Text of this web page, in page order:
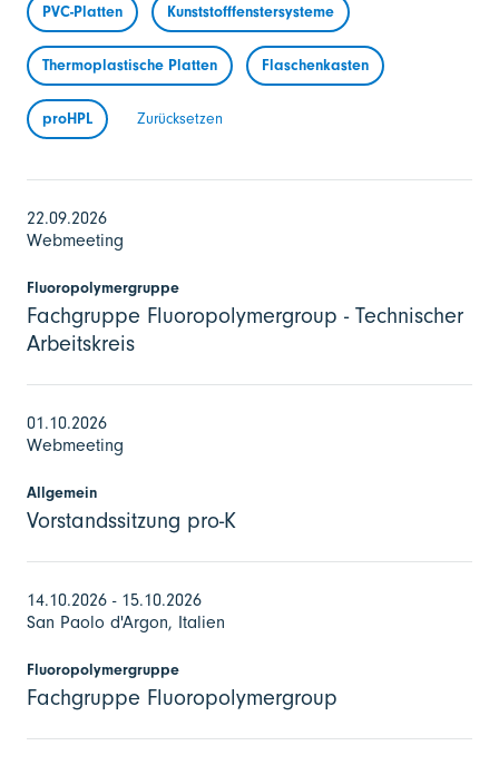
PVC-Platten Kunststofffenstersysteme
Thermoplastische Platten Flaschenkasten
proHPL Zurücksetzen
22.09.2026
Webmeeting
Fluoropolymergruppe
Fachgruppe Fluoropolymergroup - Technischer
Arbeitskreis
01.10.2026
Webmeeting
Allgemein
Vorstandssitzung pro-K
14.10.2026 - 15.10.2026
San Paolo d'Argon, Italien
Fluoropolymergruppe
Fachgruppe Fluoropolymergroup